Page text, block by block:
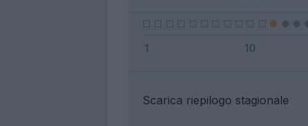
Scarica riepilogo stagionale